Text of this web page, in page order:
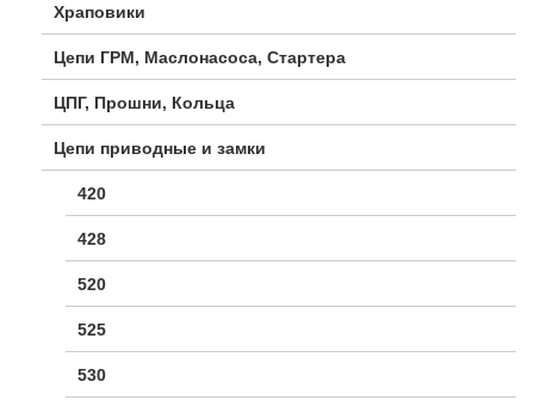
Храповики
Цепи ГРМ, Маслонасоса, Стартера
ЦПГ, Прошни, Кольца
Цепи приводные и замки
420
428
520
525
530